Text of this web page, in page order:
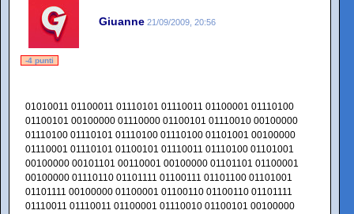
Giuanne 21/09/2009, 20:56
-4 punti
01010011 01100011 01110101 01110011 01100001 01110100
01100101 00100000 01110000 01100101 01110010 00100000
01110100 01110101 01110100 01110100 01101001 00100000
01110001 01110101 01100101 01110011 01110100 01101001
00100000 00101101 00110001 00100000 01101101 01100001
00100000 01110110 01101111 01100111 01101100 01101001
01101111 00100000 01100001 01100110 01100110 01101111
01110011 01110011 01100001 01110010 01100101 00100000